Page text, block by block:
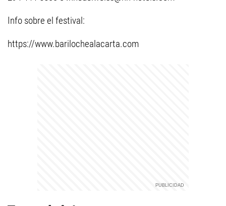
Info sobre el festival:
https://www.barilochealacarta.com